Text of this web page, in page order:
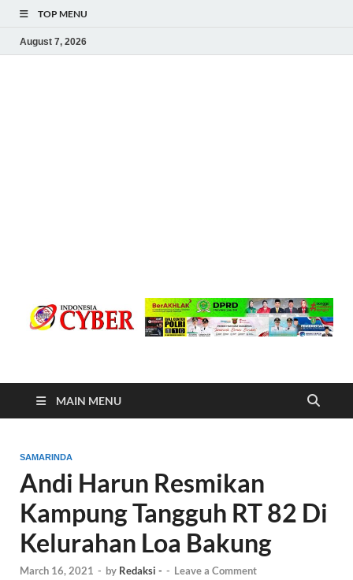
TOP MENU
August 7, 2026
Indonesia Cyber
MAIN MENU
SAMARINDA
Andi Harun Resmikan
Kampung Tangguh RT 82 Di
Kelurahan Loa Bakung
March 16, 2021 - by Redaksi - - Leave a Comment